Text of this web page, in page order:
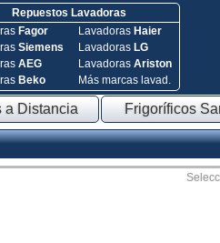
Repuestos Lavadoras
Fagor
Siemens
AEG
Beko
Lavadoras Haier
Lavadoras LG
Lavadoras Ariston
Más marcas lavad.
a Distancia Frigoríficos